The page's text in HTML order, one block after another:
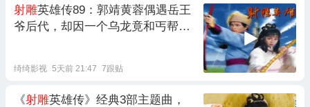
射雕英雄传89：郭靖黄蓉偶遇岳王
爷后代，却因一个乌龙竟和丐帮大
绮绮影视 5天前 21:47 7跟贴
《射雕英雄传》经典3部主题曲，